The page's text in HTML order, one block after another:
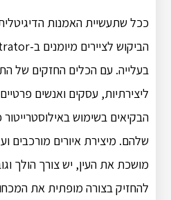
ככל שתעשיית האמנות
בעלייה. עם הכלים החזקים של
ליצירתיות, עסקים ואנשים
הבקיאים בשימוש
שלהם. מיצירת איורים מורכבים
מושכת את העין, יש צורך הולך
להחזיק בצורה מופתית את